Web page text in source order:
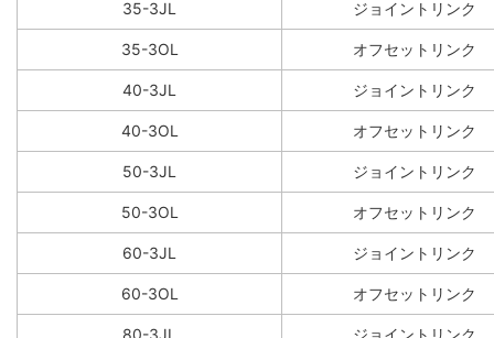
35-3JL ジョイントリンク
35-3OL オフセットリンク
40-3JL ジョイントリンク
40-3OL オフセットリンク
50-3JL ジョイントリンク
50-3OL オフセットリンク
60-3JL ジョイントリンク
60-3OL オフセットリンク